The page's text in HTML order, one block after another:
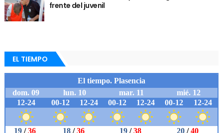
frente del juvenil
EL TIEMPO